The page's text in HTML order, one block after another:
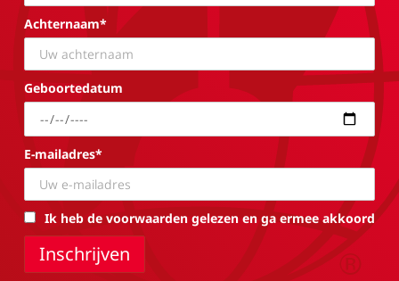
Achternaam*
Geboortedatum
E-mailadres*
Ik heb de voorwaarden gelezen en ga ermee akkoord